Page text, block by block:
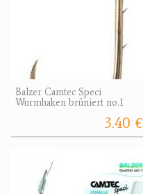
Balzer Camtec Speci
Wurmhaken brüniert no.1
3.40 €